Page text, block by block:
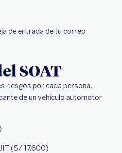
de entrada de tu correo
SOAT
riesgos por cada persona,
de un vehículo automotor
(S/ 17,600)